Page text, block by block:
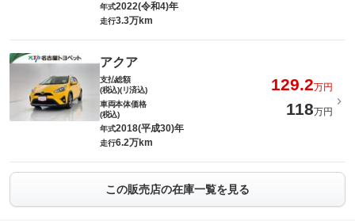
年式2022(令和4)年
走行3.3万km
アクア
支払総額
(税込)(リ済込)
129.2万円
車両本体価格
(税込)
118万円
年式2018(平成30)年
走行6.2万km
この販売店の在庫一覧を見る